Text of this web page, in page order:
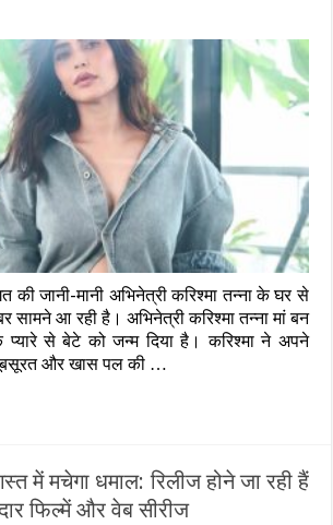
की जानी-मानी अभिनेत्री करिश्मा तन्ना के घर से
सामने आ रही है। अभिनेत्री करिश्मा तन्ना मां बन
से बेटे को जन्म दिया है। करिश्मा ने अपने
और खास पल की …
में मचेगा धमाल: रिलीज होने जा रही हैं
फिल्में और वेब सीरीज